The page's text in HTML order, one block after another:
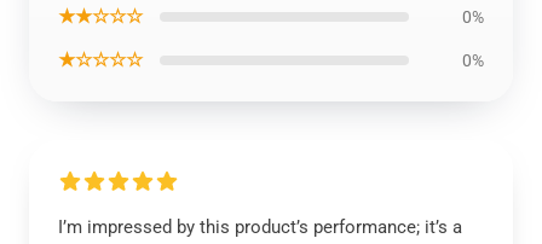
★★☆☆☆ 0%
★☆☆☆☆ 0%
I’m impressed by this product’s performance; it’s a